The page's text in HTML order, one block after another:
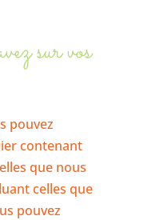
sur vos
pouvez
contenant
que nous
celles que
pouvez